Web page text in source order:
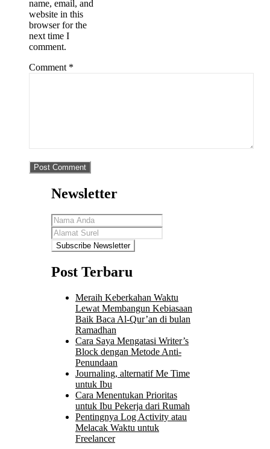
name, email, and
website in this
browser for the
next time I
comment.
Comment *
Newsletter
Post Terbaru
Meraih Keberkahan Waktu
Lewat Membangun Kebiasaan
Baik Baca Al-Qur’an di bulan
Ramadhan
Cara Saya Mengatasi Writer’s
Block dengan Metode Anti-
Penundaan
Journaling, alternatif Me Time
untuk Ibu
Cara Menentukan Prioritas
untuk Ibu Pekerja dari Rumah
Pentingnya Log Activity atau
Melacak Waktu untuk
Freelancer